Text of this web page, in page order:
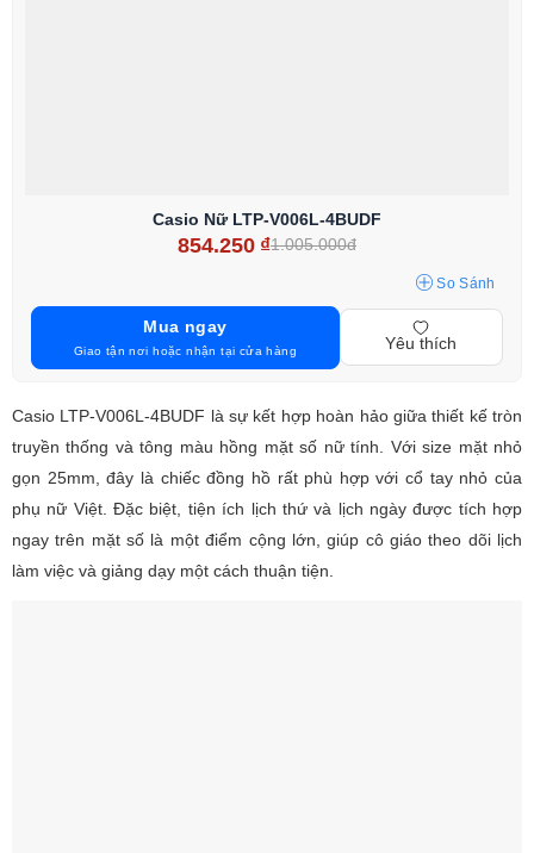
Casio Nữ LTP-V006L-4BUDF
854.250 ₫1.005.000đ
So Sánh
Mua ngay
Giao tận nơi hoặc nhận tại cửa hàng Yêu thích
Casio LTP-V006L-4BUDF là sự kết hợp hoàn hảo giữa thiết kế tròn
truyền thống và tông màu hồng mặt số nữ tính. Với size mặt nhỏ
gọn 25mm, đây là chiếc đồng hồ rất phù hợp với cổ tay nhỏ của
phụ nữ Việt. Đặc biệt, tiện ích lịch thứ và lịch ngày được tích hợp
ngay trên mặt số là một điểm cộng lớn, giúp cô giáo theo dõi lịch
làm việc và giảng dạy một cách thuận tiện.